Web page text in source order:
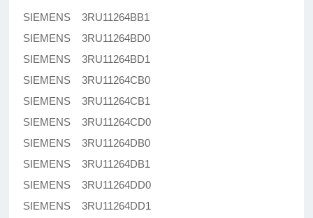
SIEMENS 3RU11264BB1
SIEMENS 3RU11264BD0
SIEMENS 3RU11264BD1
SIEMENS 3RU11264CB0
SIEMENS 3RU11264CB1
SIEMENS 3RU11264CD0
SIEMENS 3RU11264DB0
SIEMENS 3RU11264DB1
SIEMENS 3RU11264DD0
SIEMENS 3RU11264DD1